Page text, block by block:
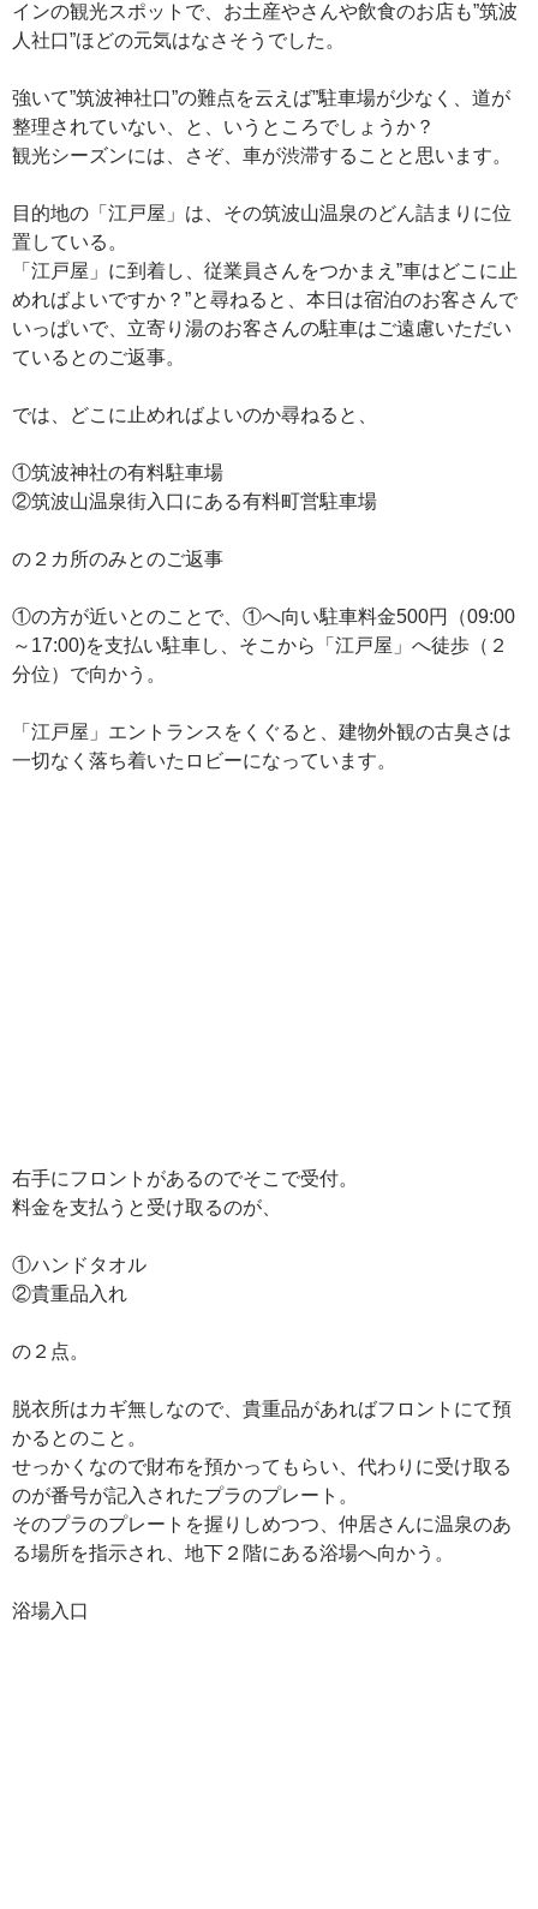
インの観光スポットで、お土産やさんや飲食のお店も”筑波
人社口”ほどの元気はなさそうでした。
強いて”筑波神社口”の難点を云えば”駐車場が少なく、道が
整理されていない、と、いうところでしょうか？
観光シーズンには、さぞ、車が渋滞することと思います。
目的地の「江戸屋」は、その筑波山温泉のどん詰まりに位
置している。
「江戸屋」に到着し、従業員さんをつかまえ”車はどこに止
めればよいですか？”と尋ねると、本日は宿泊のお客さんで
いっぱいで、立寄り湯のお客さんの駐車はご遠慮いただい
ているとのご返事。
では、どこに止めればよいのか尋ねると、
①筑波神社の有料駐車場
②筑波山温泉街入口にある有料町営駐車場
の２カ所のみとのご返事
①の方が近いとのことで、①へ向い駐車料金500円（09:00
～17:00)を支払い駐車し、そこから「江戸屋」へ徒歩（２
分位）で向かう。
「江戸屋」エントランスをくぐると、建物外観の古臭さは
一切なく落ち着いたロビーになっています。
右手にフロントがあるのでそこで受付。
料金を支払うと受け取るのが、
①ハンドタオル
②貴重品入れ
の２点。
脱衣所はカギ無しなので、貴重品があればフロントにて預
かるとのこと。
せっかくなので財布を預かってもらい、代わりに受け取る
のが番号が記入されたプラのプレート。
そのプラのプレートを握りしめつつ、仲居さんに温泉のあ
る場所を指示され、地下２階にある浴場へ向かう。
浴場入口